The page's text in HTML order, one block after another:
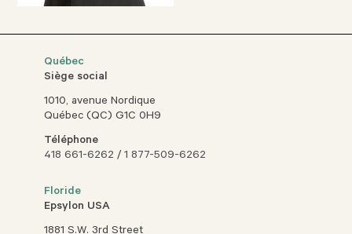
Québec
Siège social
1010, avenue Nordique
Québec (QC) G1C 0H9
Téléphone
418 661-6262 /1 877-509-6262
Floride
Epsylon USA